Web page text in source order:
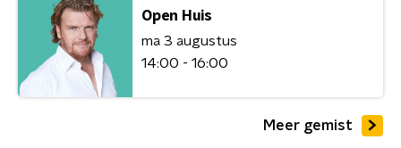
Open Huis
ma 3 augustus
14:00 - 16:00
Meer gemist